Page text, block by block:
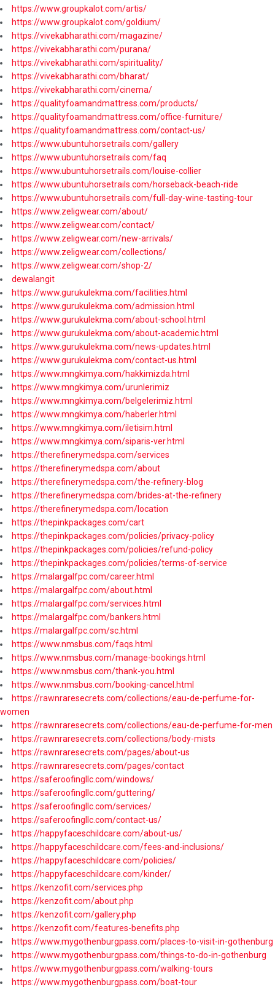
https://www.groupkalot.com/artis/
https://www.groupkalot.com/goldium/
https://vivekabharathi.com/magazine/
https://vivekabharathi.com/purana/
https://vivekabharathi.com/spirituality/
https://vivekabharathi.com/bharat/
https://vivekabharathi.com/cinema/
https://qualityfoamandmattress.com/products/
https://qualityfoamandmattress.com/office-furniture/
https://qualityfoamandmattress.com/contact-us/
https://www.ubuntuhorsetrails.com/gallery
https://www.ubuntuhorsetrails.com/faq
https://www.ubuntuhorsetrails.com/louise-collier
https://www.ubuntuhorsetrails.com/horseback-beach-ride
https://www.ubuntuhorsetrails.com/full-day-wine-tasting-tour
https://www.zeligwear.com/about/
https://www.zeligwear.com/contact/
https://www.zeligwear.com/new-arrivals/
https://www.zeligwear.com/collections/
https://www.zeligwear.com/shop-2/
dewalangit
https://www.gurukulekma.com/facilities.html
https://www.gurukulekma.com/admission.html
https://www.gurukulekma.com/about-school.html
https://www.gurukulekma.com/about-academic.html
https://www.gurukulekma.com/news-updates.html
https://www.gurukulekma.com/contact-us.html
https://www.mngkimya.com/hakkimizda.html
https://www.mngkimya.com/urunlerimiz
https://www.mngkimya.com/belgelerimiz.html
https://www.mngkimya.com/haberler.html
https://www.mngkimya.com/iletisim.html
https://www.mngkimya.com/siparis-ver.html
https://therefinerymedspa.com/services
https://therefinerymedspa.com/about
https://therefinerymedspa.com/the-refinery-blog
https://therefinerymedspa.com/brides-at-the-refinery
https://therefinerymedspa.com/location
https://thepinkpackages.com/cart
https://thepinkpackages.com/policies/privacy-policy
https://thepinkpackages.com/policies/refund-policy
https://thepinkpackages.com/policies/terms-of-service
https://malargalfpc.com/career.html
https://malargalfpc.com/about.html
https://malargalfpc.com/services.html
https://malargalfpc.com/bankers.html
https://malargalfpc.com/sc.html
https://www.nmsbus.com/faqs.html
https://www.nmsbus.com/manage-bookings.html
https://www.nmsbus.com/thank-you.html
https://www.nmsbus.com/booking-cancel.html
https://rawnraresecrets.com/collections/eau-de-perfume-for-
women
https://rawnraresecrets.com/collections/eau-de-perfume-for-men
https://rawnraresecrets.com/collections/body-mists
https://rawnraresecrets.com/pages/about-us
https://rawnraresecrets.com/pages/contact
https://saferoofingllc.com/windows/
https://saferoofingllc.com/guttering/
https://saferoofingllc.com/services/
https://saferoofingllc.com/contact-us/
https://happyfaceschildcare.com/about-us/
https://happyfaceschildcare.com/fees-and-inclusions/
https://happyfaceschildcare.com/policies/
https://happyfaceschildcare.com/kinder/
https://kenzofit.com/services.php
https://kenzofit.com/about.php
https://kenzofit.com/gallery.php
https://kenzofit.com/features-benefits.php
https://www.mygothenburgpass.com/places-to-visit-in-gothenburg
https://www.mygothenburgpass.com/things-to-do-in-gothenburg
https://www.mygothenburgpass.com/walking-tours
https://www.mygothenburgpass.com/boat-tour